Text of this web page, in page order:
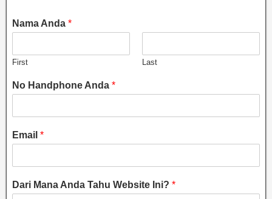
Nama Anda *
First Last
No Handphone Anda *
Email *
Dari Mana Anda Tahu Website Ini? *